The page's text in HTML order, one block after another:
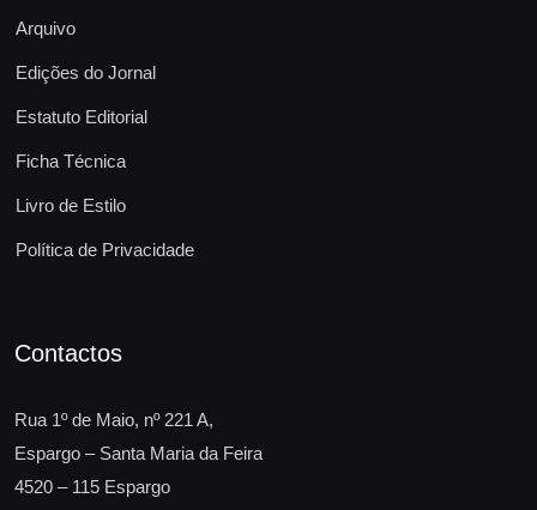
Arquivo
Edições do Jornal
Estatuto Editorial
Ficha Técnica
Livro de Estilo
Política de Privacidade
Contactos
Rua 1º de Maio, nº 221 A,
Espargo – Santa Maria da Feira
4520 – 115 Espargo